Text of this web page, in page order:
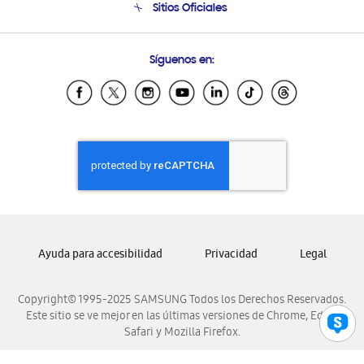
Condiciones de Compra
Soporte vía eMail
Sitios Oficiales
Samsung Ecuador
Samsung El Salvador
Samsung Honduras
Samsung Nicaragua
Samsung Panamá
Samsung Venezuela
Síguenos en:
Copyright© 1995-2025 SAMSUNG Todos los Derechos Reservados.
Este sitio se ve mejor en las últimas versiones de Chrome, Edge,
Safari y Mozilla Firefox.
Ayuda para accesibilidad Privacidad Legal